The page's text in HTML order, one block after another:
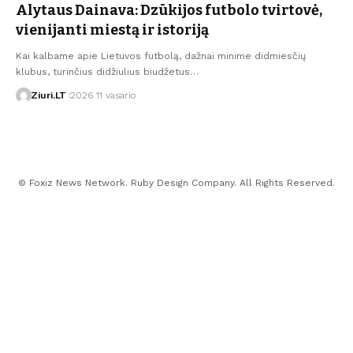
Alytaus Dainava: Dzūkijos futbolo tvirtovė,
vienijanti miestą ir istoriją
Kai kalbame apie Lietuvos futbolą, dažnai minime didmiesčių
klubus, turinčius didžiulius biudžetus…
Ziuri.LT 2026 11 vasario
© Foxiz News Network. Ruby Design Company. All Rights Reserved.